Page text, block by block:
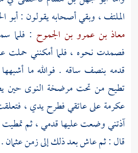
الملتف ، وبقي أصحابه يقولون :أبو
معاذ بن عمرو بن الجموح : فلما
فصمدت نحوه ، فلما أمكنني حملت
قدمه بنصف ساقه . فوالله ما
تطيح من تحت مرضخة النوى حين
عكرمةعلى عاتقي فطرح يدي ،
آذتني وضعت عليها قدمي ، ثم
قال : ثم عاش بعد ذلك إلى زمنعثمان.